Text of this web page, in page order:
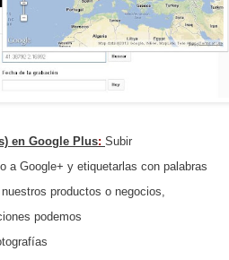
en Google Plus: Subir
o a Google+ y etiquetarlas con palabras
productos o negocios,
podemos